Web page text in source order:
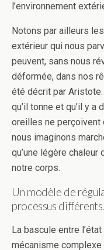
l’environnement
Notons par ailleurs
extérieur qui nous
peuvent, sans nous
déformée, dans nos
été décrit par
qu’il tonne et qu’il y a
oreilles ne perçoivent
nous imaginons
qu’une légère
notre corps.
Un modèle de
processus différents.
La bascule entre
mécanisme